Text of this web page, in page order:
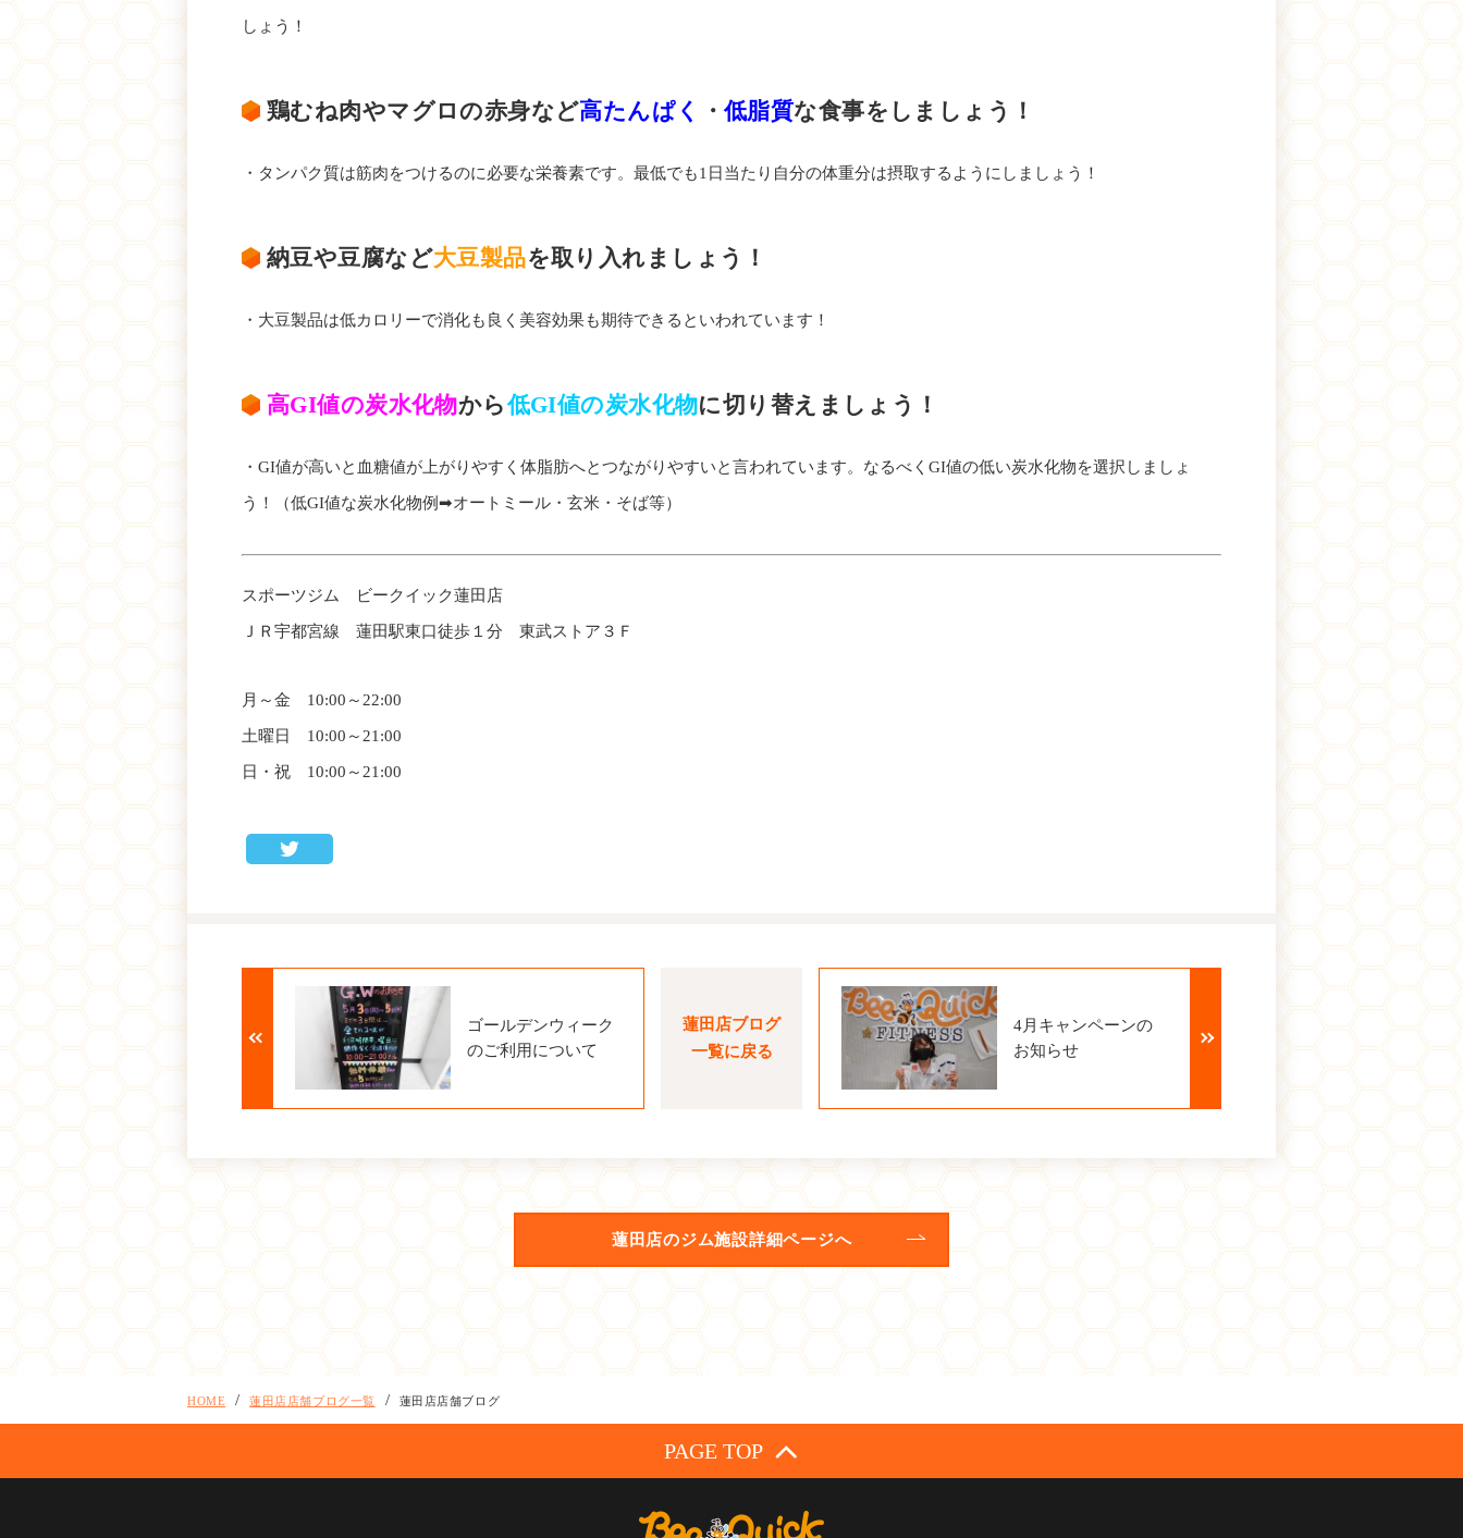
しょう！
鶏むね肉やマグロの赤身など高たんぱく ・低脂質な食事をしましょう！
・タンパク質は筋肉をつけるのに必要な栄養素です。最低でも1日当たり自分の体重分は摂取するようにしましょう！
納豆や豆腐など大豆製品を取り入れましょう！
・大豆製品は低カロリーで消化も良く美容効果も期待できるといわれています！
高GI値の炭水化物から低GI値の炭水化物に切り替えましょう！
・GI値が高いと血糖値が上がりやすく体脂肪へとつながりやすいと言われています。なるべくGI値の低い炭水化物を選択しましょ
う！（低GI値な炭水化物例➡オートミール・玄米・そば等）
スポーツジム ビークイック蓮田店
ＪＲ宇都宮線 蓮田駅東口徒歩１分 東武ストア３Ｆ
月～金 10:00～22:00
土曜日 10:00～21:00
日・祝 10:00～21:00
ゴールデンウィーク
のご利用について
蓮田店ブログ
一覧に戻る
4月キャンペーンの
お知らせ
蓮田店のジム施設詳細ページへ
HOME 蓮田店店舗ブログ一覧 蓮田店店舗ブログ
PAGE TOP